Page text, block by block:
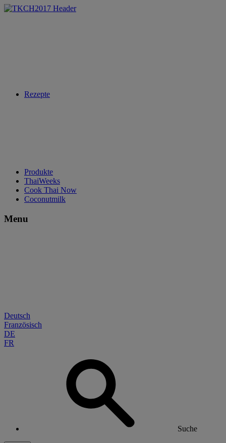
Rezepte
Produkte
ThaiWeeks
Cook Thai Now
Coconutmilk
Menu
Deutsch
Französisch
DE
FR
Suche